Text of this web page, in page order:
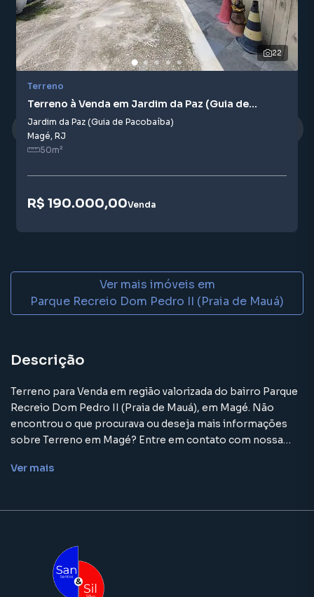
22
Terreno
Terreno à Venda em Jardim da Paz (Guia de
Pacobaíba)
Jardim da Paz (Guia de Pacobaíba)
Magé, RJ
50m²
R$ 190.000,00Venda
Ver mais imóveis em
Parque Recreio Dom Pedro II (Praia de Mauá)
Descrição
Terreno para Venda em região valorizada do bairro Parque
Recreio Dom Pedro II (Praia de Mauá), em Magé. Não
encontrou o que procurava ou deseja mais informações
sobre Terreno em Magé? Entre em contato com nossa
planta em Parque Recreio Dom Pedro II (Praia de Mauá) e
em outras regiões de Magé. Aqui você encontra milhares
de ofertas para encontrar o imóvel que mais combina com
Ver mais